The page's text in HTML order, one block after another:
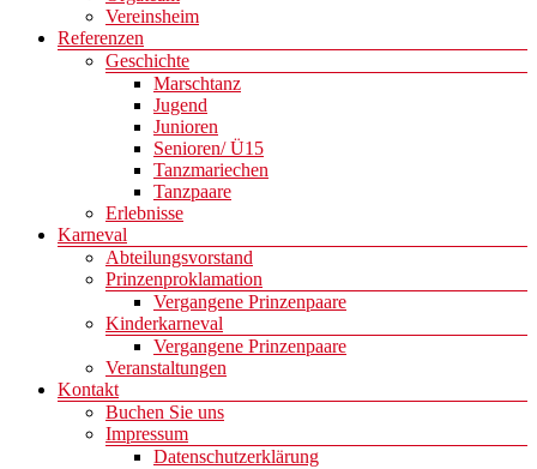
Vereinsheim
Referenzen
Geschichte
Marschtanz
Jugend
Junioren
Senioren/ Ü15
Tanzmariechen
Tanzpaare
Erlebnisse
Karneval
Abteilungsvorstand
Prinzenproklamation
Vergangene Prinzenpaare
Kinderkarneval
Vergangene Prinzenpaare
Veranstaltungen
Kontakt
Buchen Sie uns
Impressum
Datenschutzerklärung